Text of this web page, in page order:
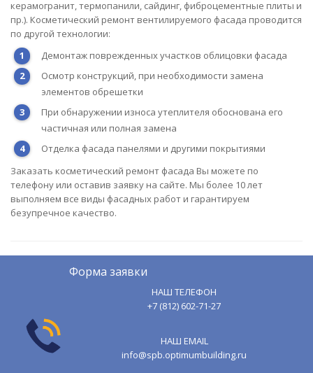
керамогранит, термопанили, сайдинг, фиброцементные плиты и
пр.). Косметический ремонт вентилируемого фасада проводится
по другой технологии:
Демонтаж поврежденных участков облицовки фасада
Осмотр конструкций, при необходимости замена
элементов обрешетки
При обнаружении износа утеплителя обоснована его
частичная или полная замена
Отделка фасада панелями и другими покрытиями
Заказать косметический ремонт фасада Вы можете по
телефону или оставив заявку на сайте. Мы более 10 лет
выполняем все виды фасадных работ и гарантируем
безупречное качество.
Форма заявки
НАШ ТЕЛЕФОН
+7 (812) 602-71-27
НАШ EMAIL
info@spb.optimumbuilding.ru